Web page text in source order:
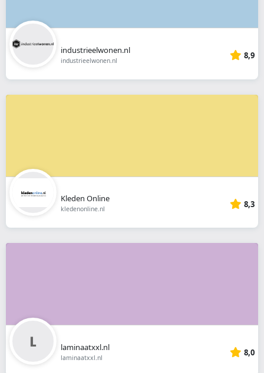
industrieelwonen.nl
industrieelwonen.nl 8,9
Kleden Online
kledenonline.nl 8,3
laminaatxxl.nl
laminaatxxl.nl 8,0